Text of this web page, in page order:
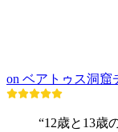
on ベアトゥス洞窟
“12歳と13歳